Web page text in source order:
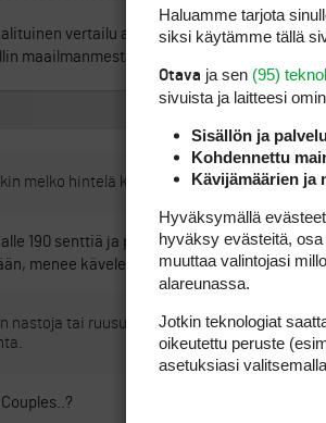
vertailu ammattilaisten ja
maailmanmestariin ajotaidon osalta. Aivan
melko hintelä kaveri pienellä
190 senttiä ja päälle 100 kiloa,
menee käveleminen kivuliaaksi…
nastoja tai ruusukkeita olevat kengät
Haluamme tarjota
siksi käytämme tällä
Otava ja sen (95)
sivuista ja laitteesi
Sisällön ja
Kohdennettu
Kävijämäärien ja
Hyväksymällä
hyväksy evästeitä,
muuttaa valintojasi
alareunassa.
Jotkin teknologiat
oikeutettu peruste
asetuksiasi